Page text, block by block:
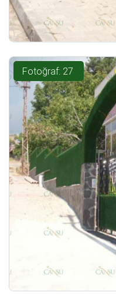
Fotoğraf: 27